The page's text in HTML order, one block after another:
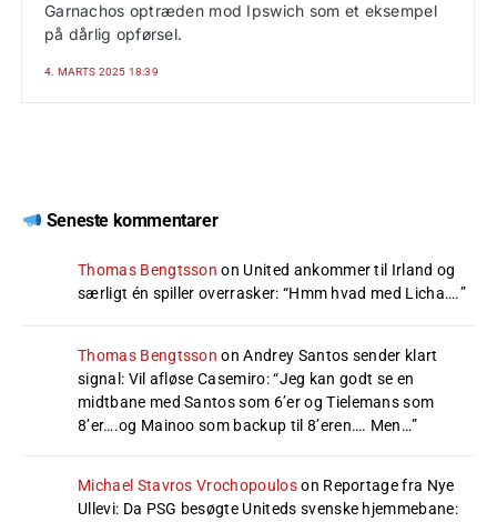
Garnachos optræden mod Ipswich som et eksempel
på dårlig opførsel.
4. MARTS 2025 18:39
Seneste kommentarer
Thomas Bengtsson on United ankommer til Irland og
særligt én spiller overrasker: “Hmm hvad med Licha….”
Thomas Bengtsson onAndrey Santos sender klart
signal: Vil afløse Casemiro: “Jeg kan godt se en
midtbane med Santos som 6’er og Tielemans som
8’er….og Mainoo som backup til 8’eren…. Men…”
Michael Stavros Vrochopouloson Reportage fra Nye
Ullevi: Da PSG besøgte Uniteds svenske hjemmebane: